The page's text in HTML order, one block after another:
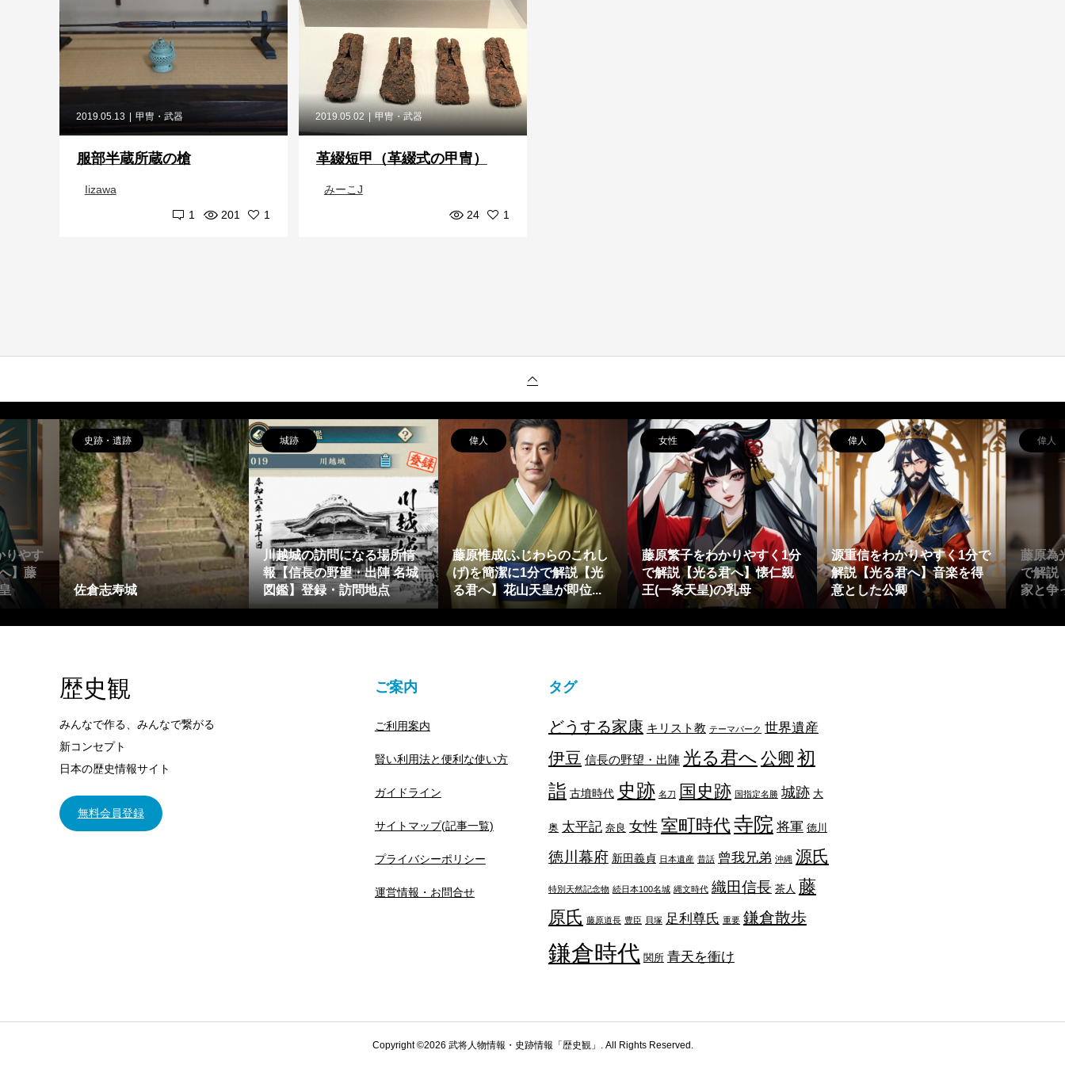
2019.05.13 甲冑・武器
服部半蔵所蔵の槍
Iizawa
1
201 1
2019.05.02 甲冑・武器
革綴短甲（革綴式の甲冑）
みーこJ
24
1
りやす
】藤
史跡・遺跡
佐倉志寿城
城跡
川越城の訪問になる場所情
報【信長の野望・出陣 名城
図鑑】登録・訪問地点
偉人
藤原惟成(ふじわらのこれし
げ)を簡潔に1分で解説【光
る君へ】花山天皇が即位...
女性
藤原繁子をわかりやすく1分
で解説【光る君へ】懐仁親
王(一条天皇)の乳母
偉人
源重信をわかりやすく1分で
解説【光る君へ】音楽を得
意とした公卿
偉人
藤原為
で解説
家と争
歴史観
みんなで作る、みんなで繋がる
新コンセプト
日本の歴史情報サイト
無料会員登録
ご案内
ご利用案内
賢い利用法と便利な使い方
ガイドライン
サイトマップ(記事一覧)
プライバシーポリシー
運営情報・お問合せ
タグ
どうする家康 キリスト教 テーマパーク 世界遺産
伊豆 信長の野望・出陣 光る君へ 公卿 初
詣 古墳時代 史跡 名刀 国史跡 国指定名勝 城跡 大
奥 太平記 奈良 女性 室町時代寺院 将軍 徳川
徳川幕府 新田義貞 日本遺産 昔話 曾我兄弟 沖縄 源氏
特別天然記念物 続日本100名城 縄文時代 織田信長 茶人 藤
原氏 藤原道長 豊臣 貝塚 足利尊氏 重要 鎌倉散歩
鎌倉時代 関所 青天を衝け
Copyright ©2026 武将人物情報・史跡情報「歴史観」. All Rights Reserved.